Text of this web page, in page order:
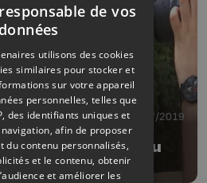
25/07/2019
bien entourée au
de vos
données
utilisons des cookies
similaires pour stocker et
sur votre appareil
personnelles, telles que
des identifiants uniques et
afin de proposer
du contenu personnalisés,
et le contenu, obtenir
et améliorer les